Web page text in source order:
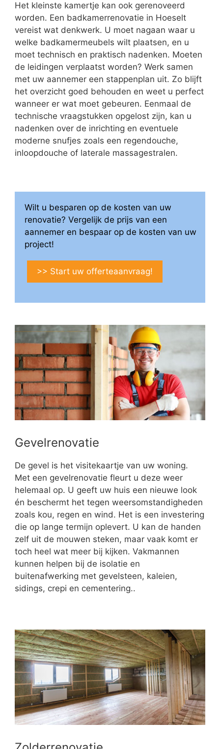
Het kleinste kamertje kan ook gerenoveerd
worden. Een badkamerrenovatie in Hoeselt
vereist wat denkwerk. U moet nagaan waar u
welke badkamermeubels wilt plaatsen, en u
moet technisch en praktisch nadenken. Moeten
de leidingen verplaatst worden? Werk samen
met uw aannemer een stappenplan uit. Zo blijft
het overzicht goed behouden en weet u perfect
wanneer er wat moet gebeuren. Eenmaal de
technische vraagstukken opgelost zijn, kan u
nadenken over de inrichting en eventuele
moderne snufjes zoals een regendouche,
inloopdouche of laterale massagestralen.
Wilt u besparen op de kosten van uw
renovatie? Vergelijk de prijs van een
aannemer en bespaar op de kosten van uw
project!
>> Start uw offerteaanvraag!
Gevelrenovatie
De gevel is het visitekaartje van uw woning.
Met een gevelrenovatie fleurt u deze weer
helemaal op. U geeft uw huis een nieuwe look
én beschermt het tegen weersomstandigheden
zoals kou, regen en wind. Het is een investering
die op lange termijn oplevert. U kan de handen
zelf uit de mouwen steken, maar vaak komt er
toch heel wat meer bij kijken. Vakmannen
kunnen helpen bij de isolatie en
buitenafwerking met gevelsteen, kaleien,
sidings, crepi en cementering..